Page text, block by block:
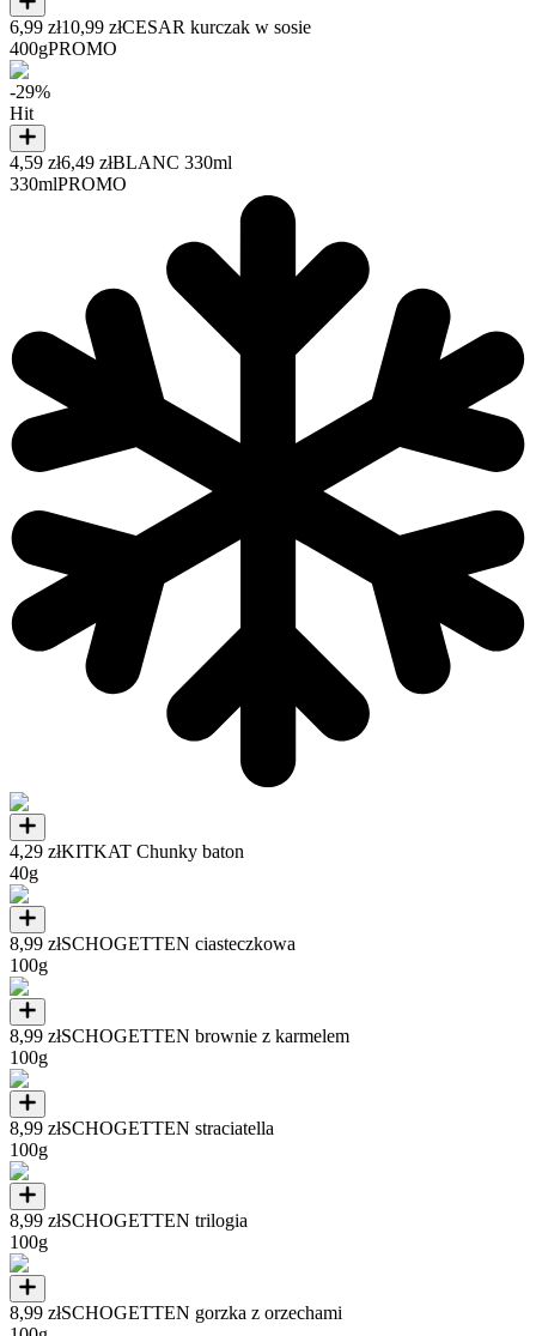
6,99 zł10,99 złCESAR kurczak w sosie
400gPROMO
-29%
Hit
4,59 zł6,49 złBLANC 330ml
330mlPROMO
4,29 złKITKAT Chunky baton
40g
8,99 złSCHOGETTEN ciasteczkowa
100g
8,99 złSCHOGETTEN brownie z karmelem
100g
8,99 złSCHOGETTEN straciatella
100g
8,99 złSCHOGETTEN trilogia
100g
8,99 złSCHOGETTEN gorzka z orzechami